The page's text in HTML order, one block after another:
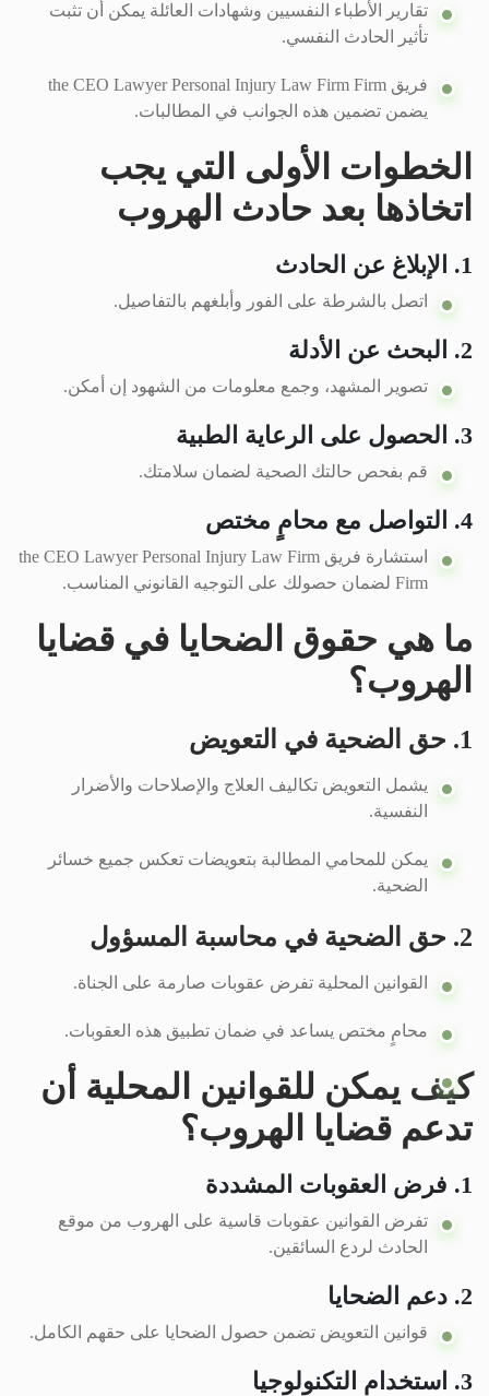
تقارير الأطباء النفسيين وشهادات العائلة يمكن أن تثبت
تأثير الحادث النفسي.
فريق the CEO Lawyer Personal Injury Law Firm Firm
يضمن تضمين هذه الجوانب في المطالبات.
الخطوات الأولى التي يجب
اتخاذها بعد حادث الهروب
1. الإبلاغ عن الحادث
اتصل بالشرطة على الفور وأبلغهم بالتفاصيل.
2. البحث عن الأدلة
تصوير المشهد، وجمع معلومات من الشهود إن أمكن.
3. الحصول على الرعاية الطبية
قم بفحص حالتك الصحية لضمان سلامتك.
4. التواصل مع محامٍ مختص
استشارة فريق the CEO Lawyer Personal Injury Law Firm
Firm لضمان حصولك على التوجيه القانوني المناسب.
ما هي حقوق الضحايا في قضايا
الهروب؟
1. حق الضحية في التعويض
يشمل التعويض تكاليف العلاج والإصلاحات والأضرار
النفسية.
يمكن للمحامي المطالبة بتعويضات تعكس جميع خسائر
الضحية.
2. حق الضحية في محاسبة المسؤول
القوانين المحلية تفرض عقوبات صارمة على الجناة.
محامٍ مختص يساعد في ضمان تطبيق هذه العقوبات.
كيف يمكن للقوانين المحلية أن
تدعم قضايا الهروب؟
1. فرض العقوبات المشددة
تفرض القوانين عقوبات قاسية على الهروب من موقع
الحادث لردع السائقين.
2. دعم الضحايا
قوانين التعويض تضمن حصول الضحايا على حقهم الكامل.
3. استخدام التكنولوجيا